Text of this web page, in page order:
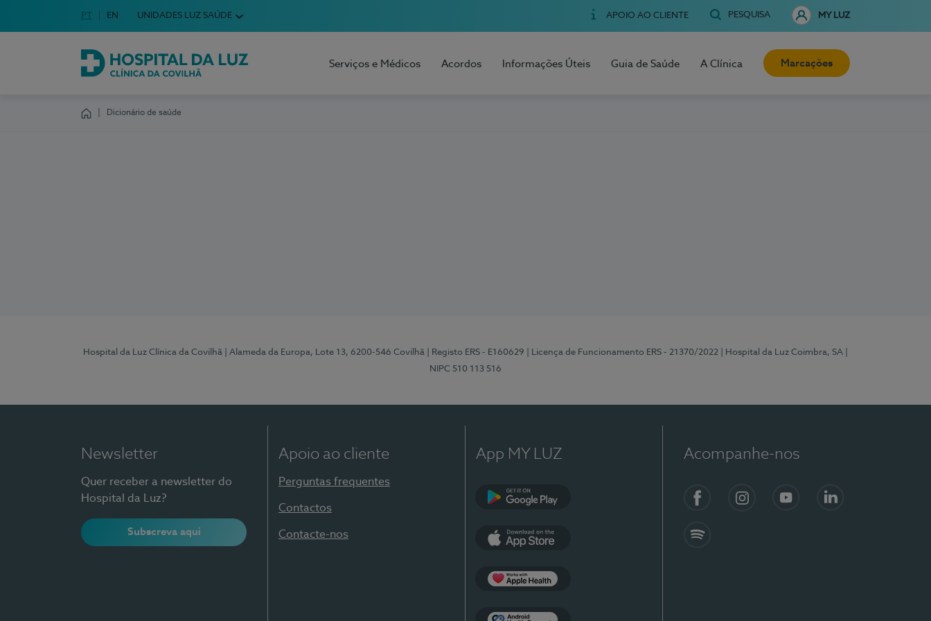
Escolha o seu idioma
Idioma em Português
PT English Language
EN UNIDADES LUZ SAÚDE APOIO AO CLIENTE PESQUISA MY LUZ
Hospital da Luz Clínica da Covilhã
Serviços e Médicos Acordos Informações Úteis Guia de Saúde A Clínica Marcações
Dicionário de saúde
Hospital da Luz Clínica da Covilhã | Alameda da Europa, Lote 13, 6200-546 Covilhã | Registo ERS - E160629 | Licença de Funcionamento ERS - 21370/2022 | Hospital da Luz Coimbra, SA
NIPC 510 113 516
Newsletter
Quer receber a newsletter do
Hospital da Luz?
Subscreva aqui
Apoio ao cliente
Perguntas frequentes
Contactos
Contacte-nos
App MY LUZ Acompanhe-nos